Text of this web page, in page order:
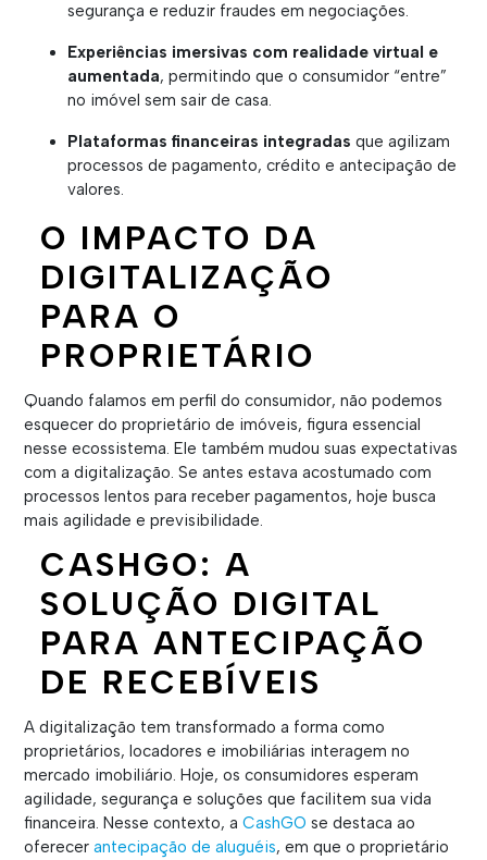
segurança e reduzir fraudes em negociações.
Experiências imersivas com realidade virtual e
aumentada, permitindo que o consumidor “entre”
no imóvel sem sair de casa.
Plataformas financeiras integradas que agilizam
processos de pagamento, crédito e antecipação de
valores.
O IMPACTO DA
DIGITALIZAÇÃO
PARA O
PROPRIETÁRIO
Quando falamos em perfil do consumidor, não podemos
esquecer do proprietário de imóveis, figura essencial
nesse ecossistema. Ele também mudou suas expectativas
com a digitalização. Se antes estava acostumado com
processos lentos para receber pagamentos, hoje busca
mais agilidade e previsibilidade.
CASHGO: A
SOLUÇÃO DIGITAL
PARA ANTECIPAÇÃO
DE RECEBÍVEIS
A digitalização tem transformado a forma como
proprietários, locadores e imobiliárias interagem no
mercado imobiliário. Hoje, os consumidores esperam
agilidade, segurança e soluções que facilitem sua vida
financeira. Nesse contexto, a CashGO se destaca ao
oferecer antecipação de aluguéis, em que o proprietário